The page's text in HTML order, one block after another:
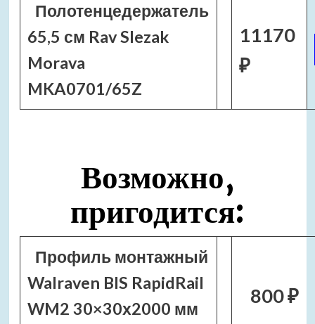
Полотенцедержатель
65,5 см Rav Slezak
Morava
MKA0701/65Z
11170
₽
Возможно,
пригодится:
Профиль монтажный
Walraven BIS RapidRail
WM2 30×30х2000 мм
800 ₽